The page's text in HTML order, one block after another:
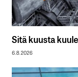
Sitä kuusta
6.8.2026